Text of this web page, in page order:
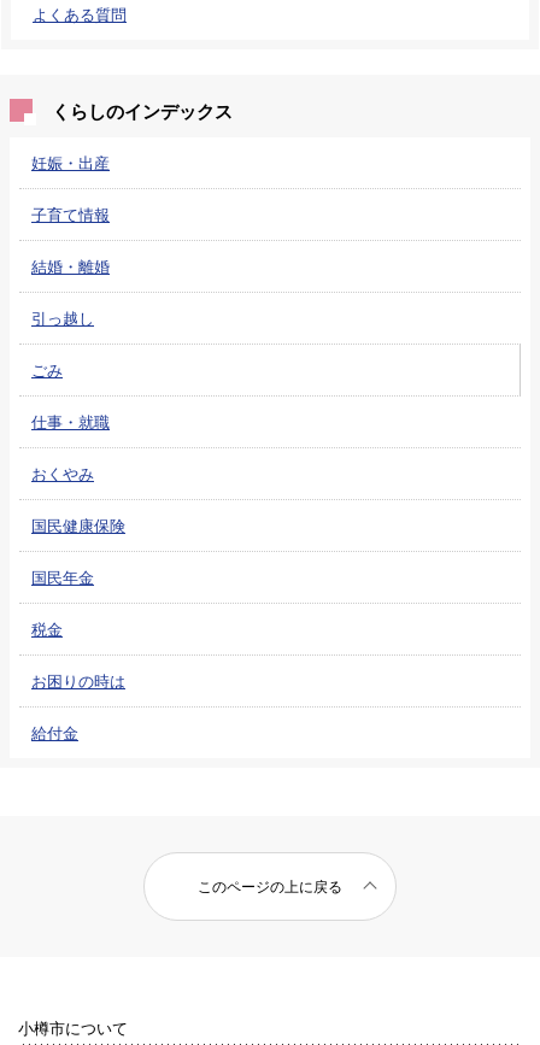
よくある質問
くらしのインデックス
妊娠・出産
子育て情報
結婚・離婚
引っ越し
ごみ
仕事・就職
おくやみ
国民健康保険
国民年金
税金
お困りの時は
給付金
このページの上に戻る
小樽市について